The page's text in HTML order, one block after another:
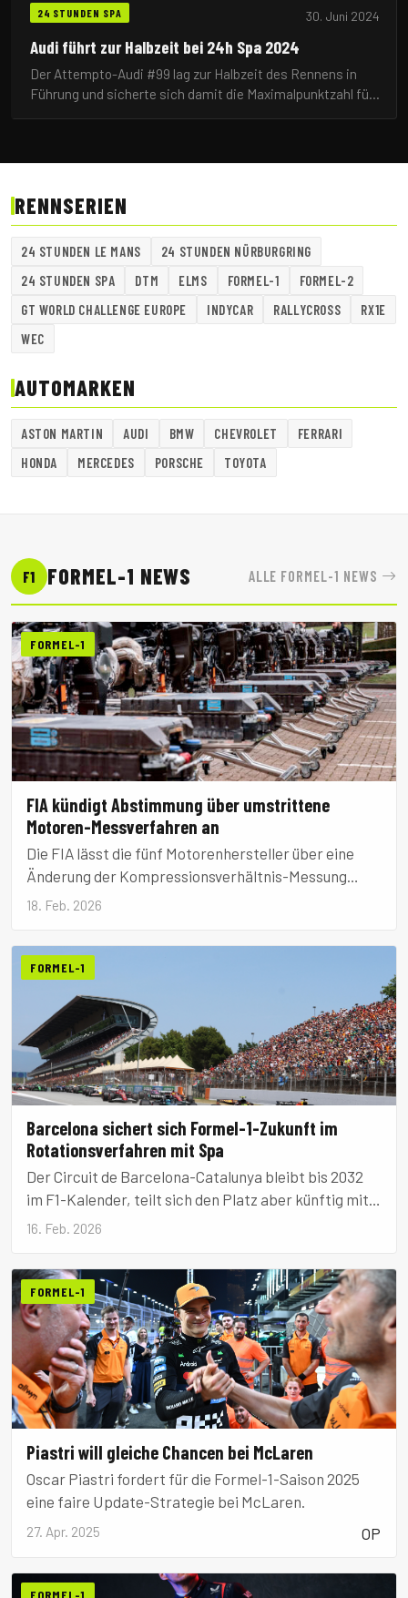
24 STUNDEN SPA 30. Juni 2024
Audi führt zur Halbzeit bei 24h Spa 2024
Der Attempto-Audi #99 lag zur Halbzeit des Rennens in
Führung und sicherte sich damit die Maximalpunktzahl für
RENNSERIEN
24 STUNDEN LE MANS
24 STUNDEN NÜRBURGRING
24 STUNDEN SPA
DTM ELMS FORMEL-1
FORMEL-2
GT WORLD CHALLENGE EUROPE
INDYCAR RALLYCROSS
RX1E
WEC
AUTOMARKEN
ASTON MARTIN AUDI BMW CHEVROLET
FERRARI
HONDA
MERCEDES PORSCHE TOYOTA
F1 FORMEL-1 NEWS ALLE FORMEL-1 NEWS
FORMEL-1
FIA kündigt Abstimmung über umstrittene
Motoren-Messverfahren an
Die FIA lässt die fünf Motorenhersteller über eine
Änderung der Kompressionsverhältnis-Messung
abstimmen, nachdem Mercedes vorgeworfen wird,
18. Feb. 2026
FORMEL-1
Barcelona sichert sich Formel-1-Zukunft im
Rotationsverfahren mit Spa
Der Circuit de Barcelona-Catalunya bleibt bis 2032
im F1-Kalender, teilt sich den Platz aber künftig mit
Spa-Francorchamps. Das Rennen wird in Barcelona-
16. Feb. 2026
FORMEL-1
Piastri will gleiche Chancen bei McLaren
Oscar Piastri fordert für die Formel-1-Saison 2025
eine faire Update-Strategie bei McLaren.
27. Apr. 2025 OP
FORMEL-1